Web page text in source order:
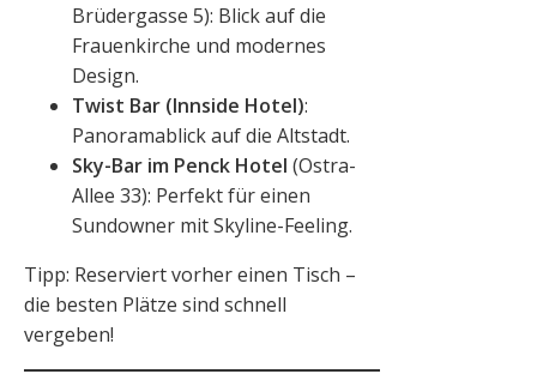
Brüdergasse 5): Blick auf die
Frauenkirche und modernes
Design.
Twist Bar (Innside Hotel):
Panoramablick auf die Altstadt.
Sky-Bar im Penck Hotel (Ostra-
Allee 33): Perfekt für einen
Sundowner mit Skyline-Feeling.
Tipp: Reserviert vorher einen Tisch –
die besten Plätze sind schnell
vergeben!